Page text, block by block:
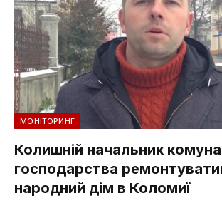
МОНІТОРИНГ
Колишній начальник
господарства
народний дім в Коломиї